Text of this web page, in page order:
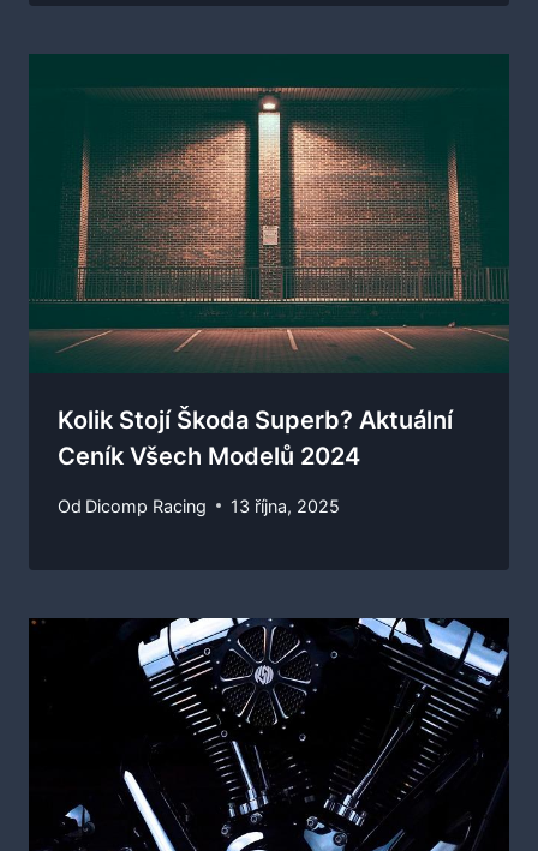
Kolik Stojí Škoda Superb? Aktuální
Ceník Všech Modelů 2024
Od Dicomp Racing 13 října, 2025